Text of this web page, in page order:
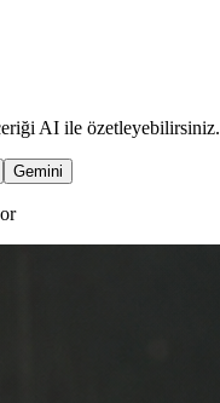
AI ile özetleyebilirsiniz.
Gemini